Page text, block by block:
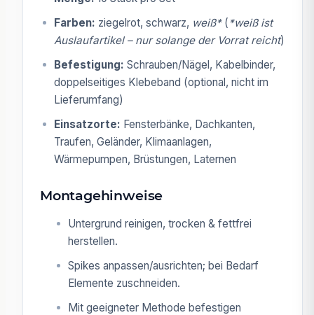
Farben: ziegelrot, schwarz, weiß*(*weiß ist
Auslaufartikel – nur solange der Vorrat reicht)
Befestigung: Schrauben/Nägel, Kabelbinder,
doppelseitiges Klebeband (optional, nicht im
Lieferumfang)
Einsatzorte: Fensterbänke, Dachkanten,
Traufen, Geländer, Klimaanlagen,
Wärmepumpen, Brüstungen, Laternen
Montagehinweise
Untergrund reinigen, trocken & fettfrei
herstellen.
Spikes anpassen/ausrichten; bei Bedarf
Elemente zuschneiden.
Mit geeigneter Methode befestigen